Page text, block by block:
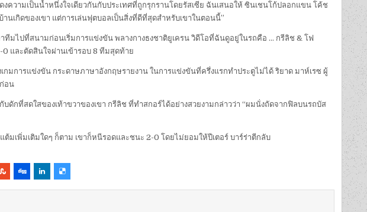
วามเป็นน้ำหนึ่งใจเดียวกันกับประเทศที่ถูกรุกรานโดยรัสเซีย ฉันเสนอให้ ซินเชนโก้ปลอกแขน โค้ช
นเกิดของเขา แต่การเล่นฟุตบอลเป็นสิ่งที่ดีที่สุดสำหรับเขาในตอนนี้”
ทีมไปที่สนามก่อนเริ่มการแข่งขัน พลางกางธงชาติยูเครน วิดีโอที่ฉันดูอยู่ในรถคือ … กรีลิช & โฟ
0 และตัดสินใจผ่านเข้ารอบ 8 ทีมสุดท้าย
มการแข่งขัน กระดาษภาษาอังกฤษรายงาน ในการแข่งขันที่ครึ่งแรกทำประตูไม่ได้ ริยาด มาห์เรซ ผู้
อน
กที่สดใสของเท้าขวาของเขา กรีลิช ที่ทำสกอร์ได้อย่างสวยงามกล่าวว่า “ผมนั่งถัดจากฟิลบนรถบัส
ต้มเพิ่มเติมใดๆ ก็ตาม เขาก็หนีรอดและชนะ 2-0 โดยไม่ยอมให้ปีเตอร์ บาร์ร่าตีกลับ